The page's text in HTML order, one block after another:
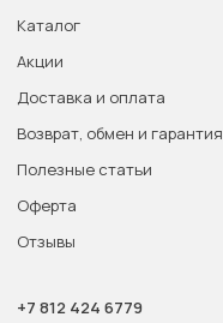
Каталог
Акции
Доставка и оплата
Возврат, обмен и гарантия
Полезные статьи
Оферта
Отзывы
+7 812 424 6779